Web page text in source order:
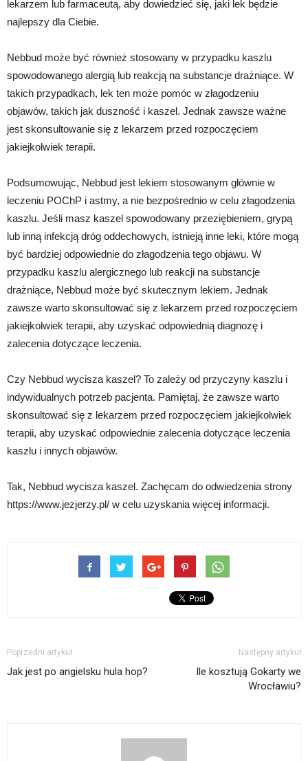
lekarzem lub farmaceutą, aby dowiedzieć się, jaki lek będzie
najlepszy dla Ciebie.
Nebbud może być również stosowany w przypadku kaszlu
spowodowanego alergią lub reakcją na substancje drażniące. W
takich przypadkach, lek ten może pomóc w złagodzeniu
objawów, takich jak duszność i kaszel. Jednak zawsze ważne
jest skonsultowanie się z lekarzem przed rozpoczęciem
jakiejkolwiek terapii.
Podsumowując, Nebbud jest lekiem stosowanym głównie w
leczeniu POChP i astmy, a nie bezpośrednio w celu złagodzenia
kaszlu. Jeśli masz kaszel spowodowany przeziębieniem, grypą
lub inną infekcją dróg oddechowych, istnieją inne leki, które mogą
być bardziej odpowiednie do złagodzenia tego objawu. W
przypadku kaszlu alergicznego lub reakcji na substancje
drażniące, Nebbud może być skutecznym lekiem. Jednak
zawsze warto skonsultować się z lekarzem przed rozpoczęciem
jakiejkolwiek terapii, aby uzyskać odpowiednią diagnozę i
zalecenia dotyczące leczenia.
Czy Nebbud wycisza kaszel? To zależy od przyczyny kaszlu i
indywidualnych potrzeb pacjenta. Pamiętaj, że zawsze warto
skonsultować się z lekarzem przed rozpoczęciem jakiejkolwiek
terapii, aby uzyskać odpowiednie zalecenia dotyczące leczenia
kaszlu i innych objawów.
Tak, Nebbud wycisza kaszel. Zachęcam do odwiedzenia strony
https://www.jezjerzy.pl/ w celu uzyskania więcej informacji.
Poprzedni artykuł
Jak jest po angielsku hula hop?
Następny artykuł
Ile kosztują Gokarty we
Wrocławiu?